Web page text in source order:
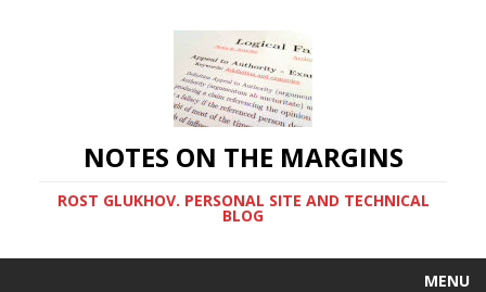
NOTES ON THE MARGINS
ROST GLUKHOV. PERSONAL SITE AND TECHNICAL
BLOG
MENU